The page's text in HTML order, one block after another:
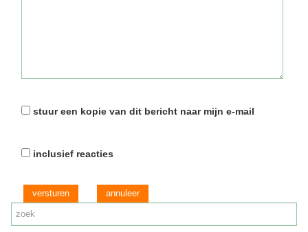
stuur een kopie van dit bericht naar mijn e-mail
inclusief reacties
versturen